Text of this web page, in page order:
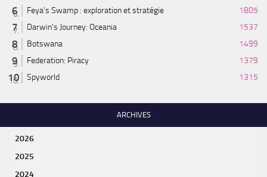
Feya’s Swamp : exploration et stratégie
1805
Darwin's Journey: Oceania
1537
Botswana
1499
Federation: Piracy
1379
Spyworld
1315
ARCHIVES
2026
2025
2024